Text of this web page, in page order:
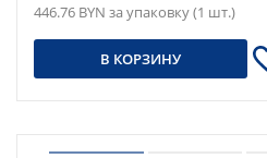
446.76 BYN за упаковку (1 шт.)
В КОРЗИНУ